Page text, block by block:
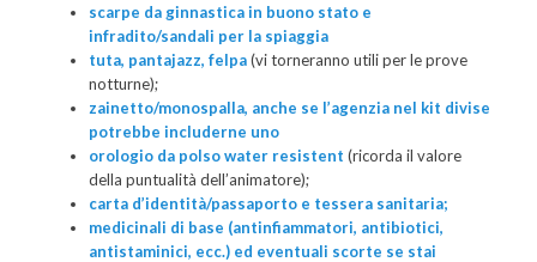
scarpe da ginnastica in buono stato e
infradito/sandali per la spiaggia
tuta, pantajazz, felpa(vi torneranno utili per le prove
notturne);
zainetto/monospalla, anche se l’agenzia nel kit divise
potrebbe includerne uno
orologio da polso water resistent (ricorda il valore
della puntualità dell’animatore);
carta d’identità/passaporto e tessera sanitaria;
medicinali di base (antinfiammatori, antibiotici,
antistaminici, ecc.) ed eventuali scorte se stai